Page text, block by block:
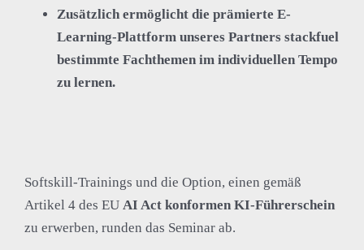
Zusätzlich ermöglicht die prämierte E-
Learning-Plattform unseres Partners stackfuel
bestimmte Fachthemen im individuellen Tempo
zu lernen.
Softskill-Trainings und die Option, einen gemäß
Artikel 4 des EU AI Act konformen KI-Führerschein
zu erwerben, runden das Seminar ab.